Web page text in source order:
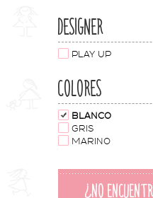
DESIGNER
PLAY UP
COLORES
BLANCO
GRIS
MARINO